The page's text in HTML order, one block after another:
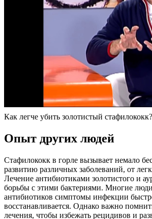
Как легче убить золотистый
Опыт других людей
Стафилококк в горле вызывает немало
развитию различных заболеваний, от
Лечение антибиотиками золотистого и
борьбы с этими бактериями. Многие
антибиотиков симптомы инфекции
восстанавливается. Однако важно
лечения, чтобы избежать рецидивов и